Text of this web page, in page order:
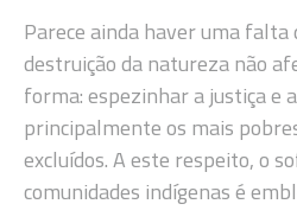
Parece ainda haver uma falta
destruição da natureza não
forma: espezinhar a justiça e
principalmente os mais
excluídos. A este respeito, o
comunidades indígenas é